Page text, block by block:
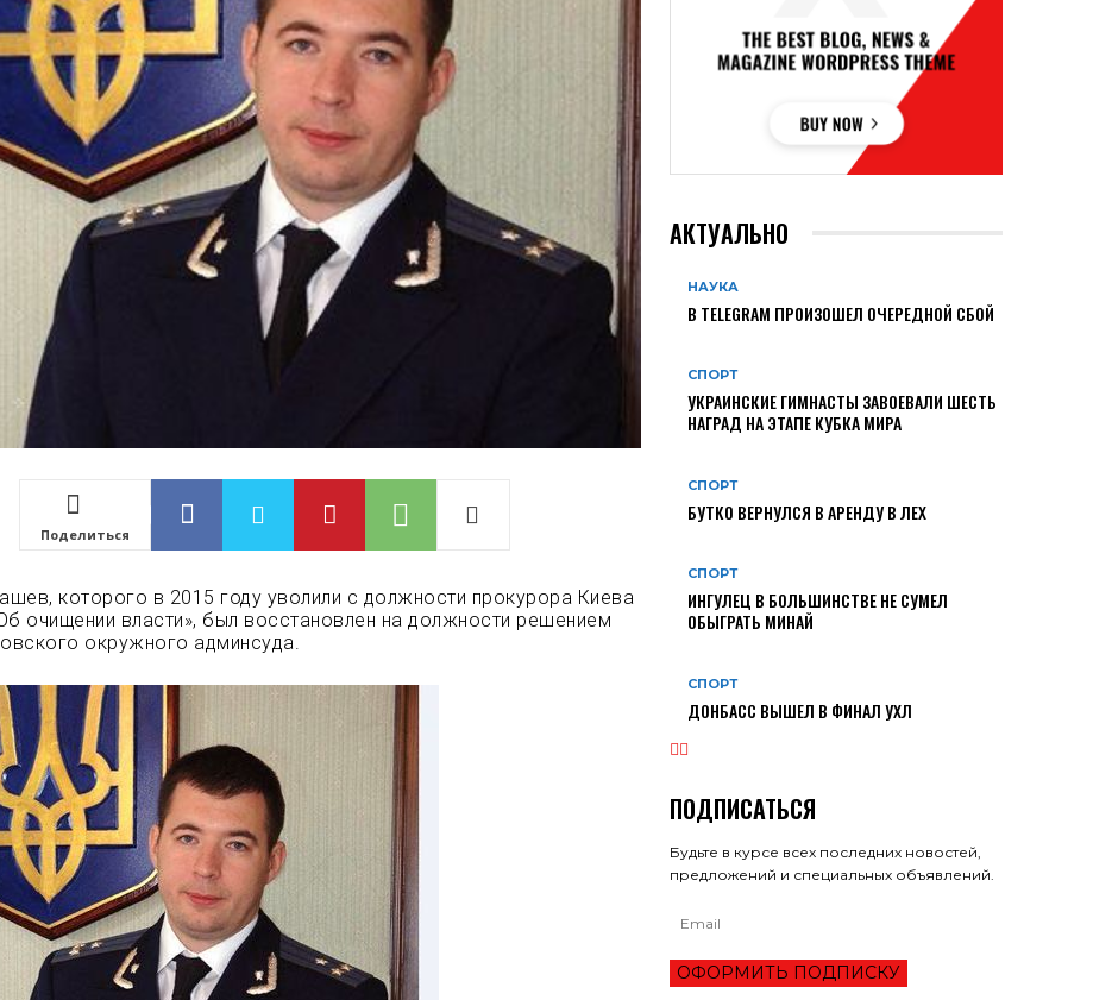
Поделиться
которого в 2015 году уволили с должности прокурора Киева
очищении власти», был восстановлен на должности решением
окружного админсуда.
АКТУАЛЬНО
НАУКА
В TELEGRAM ПРОИЗОШЕЛ ОЧЕРЕДНОЙ СБОЙ
СПОРТ
УКРАИНСКИЕ ГИМНАСТЫ ЗАВОЕВАЛИ ШЕСТЬ
НАГРАД НА ЭТАПЕ КУБКА МИРА
СПОРТ
БУТКО ВЕРНУЛСЯ В АРЕНДУ В ЛЕХ
СПОРТ
ИНГУЛЕЦ В БОЛЬШИНСТВЕ НЕ СУМЕЛ
ОБЫГРАТЬ МИНАЙ
СПОРТ
ДОНБАСС ВЫШЕЛ В ФИНАЛ УХЛ
ПОДПИСАТЬСЯ
Будьте в курсе всех последних новостей,
предложений и специальных объявлений.
ОФОРМИТЬ ПОДПИСКУ